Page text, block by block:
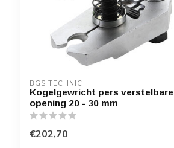
BGS TECHNIC
Kogelgewricht pers verstelbare
opening 20 - 30 mm
€202,70